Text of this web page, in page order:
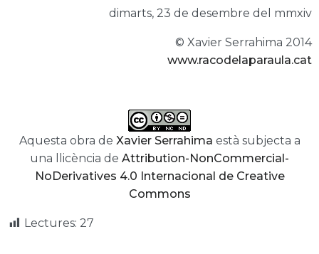
dimarts, 23 de desembre del mmxiv
© Xavier Serrahima 2014
www.racodelaparaula.cat
Aquesta obra de Xavier Serrahima està subjecta a
una llicència de Attribution-NonCommercial-
NoDerivatives 4.0 Internacional de Creative
Commons
Lectures: 27